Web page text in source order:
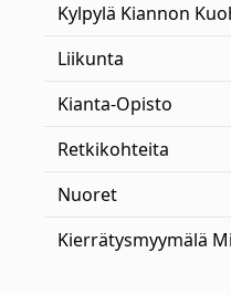
Kylpylä Kiannon
Liikunta
Kianta-Opisto
Retkikohteita
Nuoret
Kierrätysmyymälä